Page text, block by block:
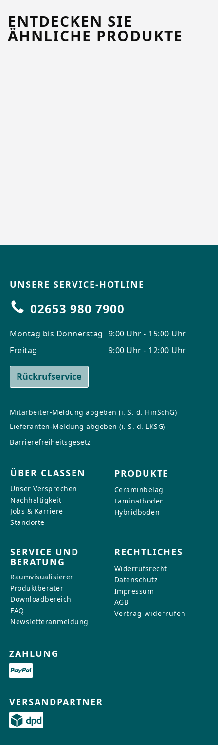
ENTDECKEN SIE
ÄHNLICHE PRODUKTE
UNSERE SERVICE-HOTLINE
02653 980 7900
Montag bis Donnerstag
Freitag
9:00 Uhr - 15:00 Uhr
9:00 Uhr - 12:00 Uhr
Rückrufservice
Mitarbeiter-Meldung abgeben (i. S. d. HinSchG)
Lieferanten-Meldung abgeben (i. S. d. LKSG)
Barrierefreiheitsgesetz
ÜBER CLASSEN
Unser Versprechen
Nachhaltigkeit
Jobs & Karriere
Standorte
PRODUKTE
Ceraminbelag
Laminatboden
Hybridboden
SERVICE UND
BERATUNG
Raumvisualisierer
Produktberater
Downloadbereich
FAQ
Newsletteranmeldung
RECHTLICHES
Widerrufsrecht
Datenschutz
Impressum
AGB
Vertrag widerrufen
ZAHLUNG
VERSANDPARTNER